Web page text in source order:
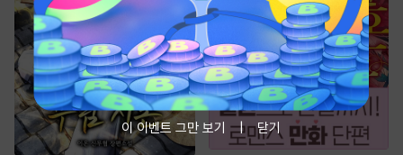
이 이벤트 그만 보기 닫기